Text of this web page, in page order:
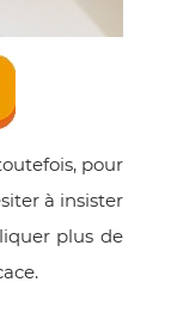
pour
à insister
plus de